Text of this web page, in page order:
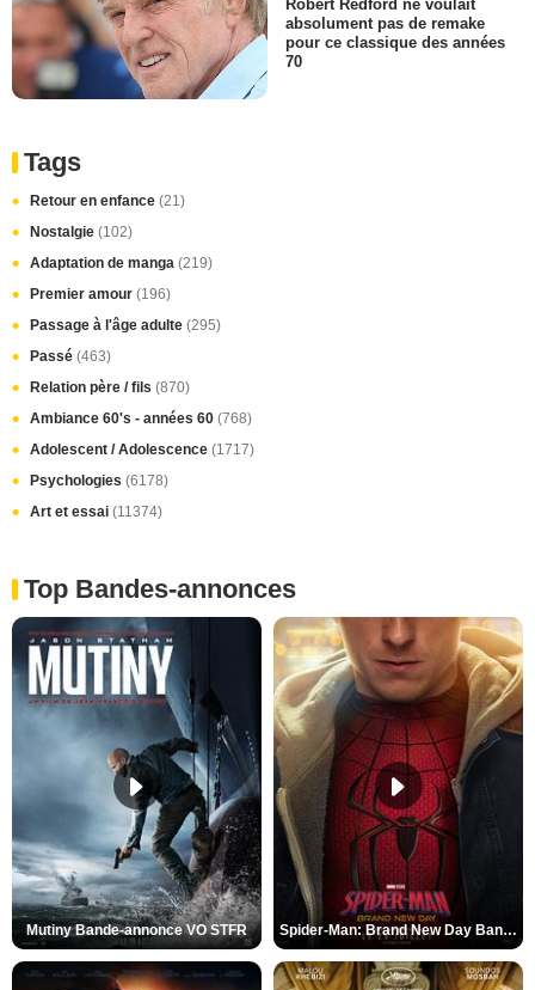
Robert Redford ne voulait
absolument pas de remake
pour ce classique des années
70
Tags
Retour en enfance (21)
Nostalgie (102)
Adaptation de manga (219)
Premier amour (196)
Passage à l'âge adulte (295)
Passé (463)
Relation père / fils (870)
Ambiance 60's - années 60 (768)
Adolescent / Adolescence (1717)
Psychologies (6178)
Art et essai (11374)
Top Bandes-annonces
Mutiny Bande-annonce VO STFR Spider-Man: Brand New Day Bande-annonce VO STFR